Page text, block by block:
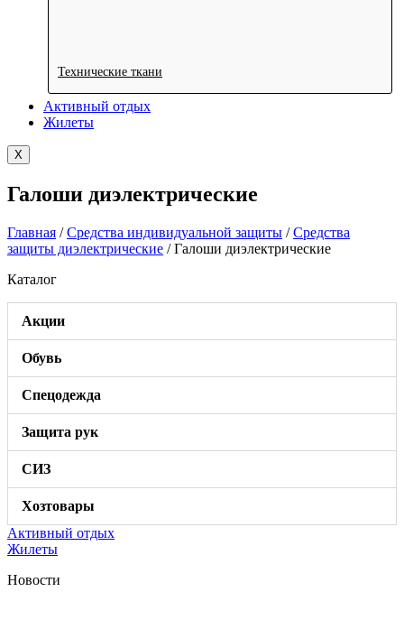
Технические ткани
Активный отдых
Жилеты
X
Галоши диэлектрические
Главная /Средства индивидуальной защиты /Средства
защиты диэлектрические / Галоши диэлектрические
Каталог
Акции
Обувь
Спецодежда
Защита рук
СИЗ
Хозтовары
Активный отдых
Жилеты
Новости